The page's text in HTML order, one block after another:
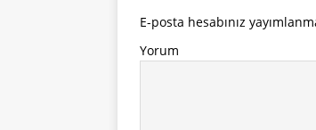
E-posta hesabınız
Yorum